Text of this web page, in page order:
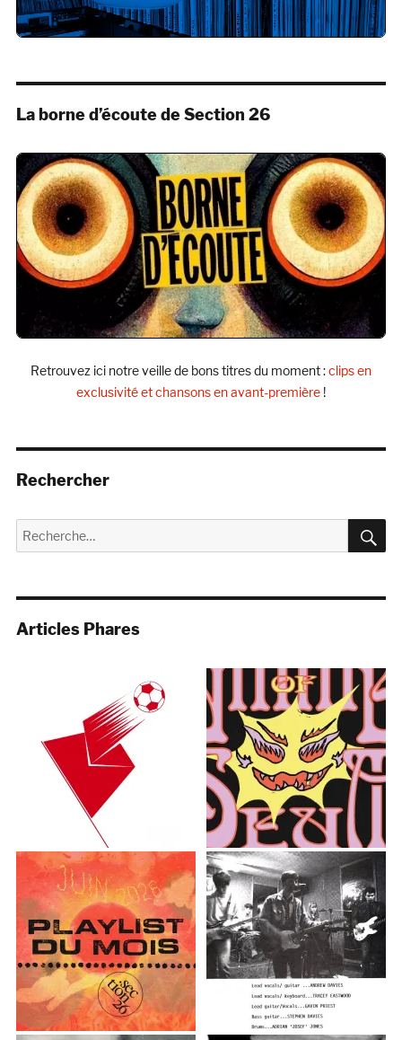
La borne d’écoute de Section 26
Retrouvez ici notre veille de bons titres du moment :clips en
exclusivité et chansons en avant-première !
Rechercher
Recherche
pour :
Articles Phares